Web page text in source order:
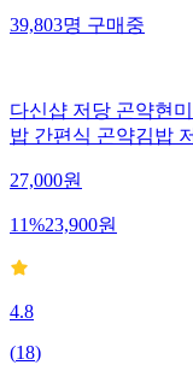
39,803명구매중
다신샵 저당 곤약현
밥 간편식 곤약김밥
27,000원
11%23,900원
4.8
(18)